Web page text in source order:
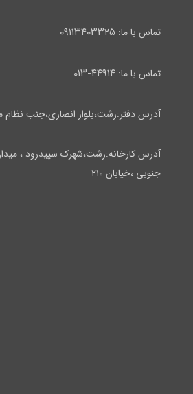
تماس با ما:۰۹۱۱۳۴۰۳۳۲۵
تماس با ما: ۴۴۹۱۴-۰۱۳
آدرس دفتر:رشت،بلوار انصاری،جنب نظام
آدرس کارخانه:رشت،شهرک سپیدرود ،
جنوبی ،خیابان ۲۱۰